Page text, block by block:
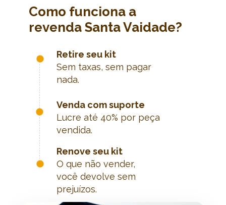
Como funciona a
revenda Santa Vaidade?
Retire seu kit
Sem taxas, sem pagar
nada.
Venda com suporte
Lucre até 40% por peça
vendida.
Renove seu kit
O que não vender,
você devolve sem
prejuízos.